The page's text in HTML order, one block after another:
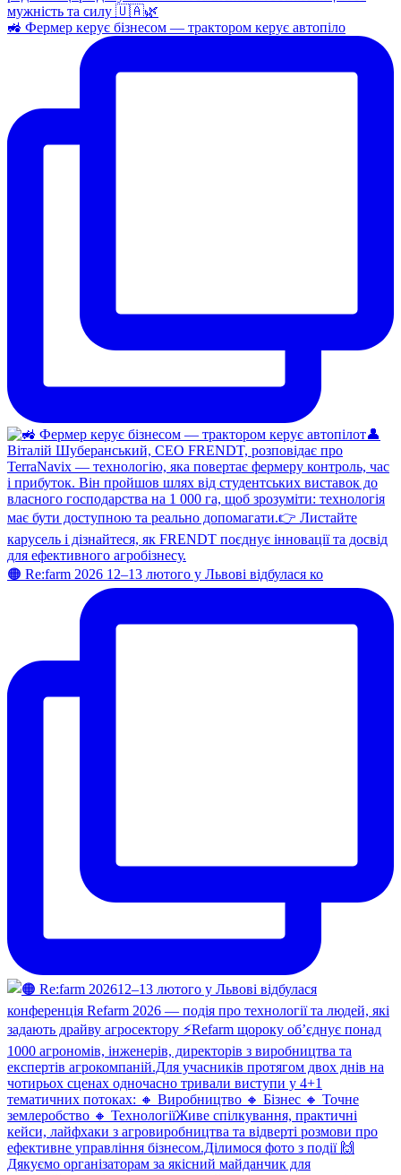
🚜 Фермер керує бізнесом — трактором керує автопіло
🟠 Re:farm 2026 12–13 лютого у Львові відбулася ко